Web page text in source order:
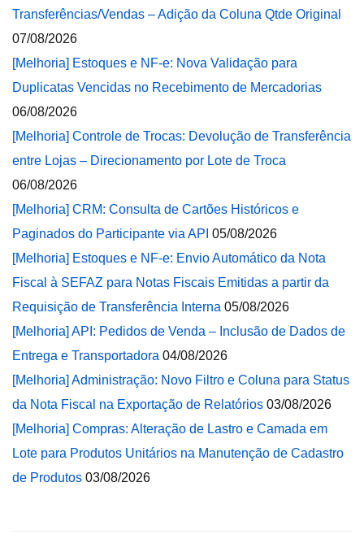
Transferências/Vendas – Adição da Coluna Qtde Original
07/08/2026
[Melhoria] Estoques e NF-e: Nova Validação para
Duplicatas Vencidas no Recebimento de Mercadorias
06/08/2026
[Melhoria] Controle de Trocas: Devolução de Transferência
entre Lojas – Direcionamento por Lote de Troca
06/08/2026
[Melhoria] CRM: Consulta de Cartões Históricos e
Paginados do Participante via API 05/08/2026
[Melhoria] Estoques e NF-e: Envio Automático da Nota
Fiscal à SEFAZ para Notas Fiscais Emitidas a partir da
Requisição de Transferência Interna 05/08/2026
[Melhoria] API: Pedidos de Venda – Inclusão de Dados de
Entrega e Transportadora 04/08/2026
[Melhoria] Administração: Novo Filtro e Coluna para Status
da Nota Fiscal na Exportação de Relatórios 03/08/2026
[Melhoria] Compras: Alteração de Lastro e Camada em
Lote para Produtos Unitários na Manutenção de Cadastro
de Produtos 03/08/2026